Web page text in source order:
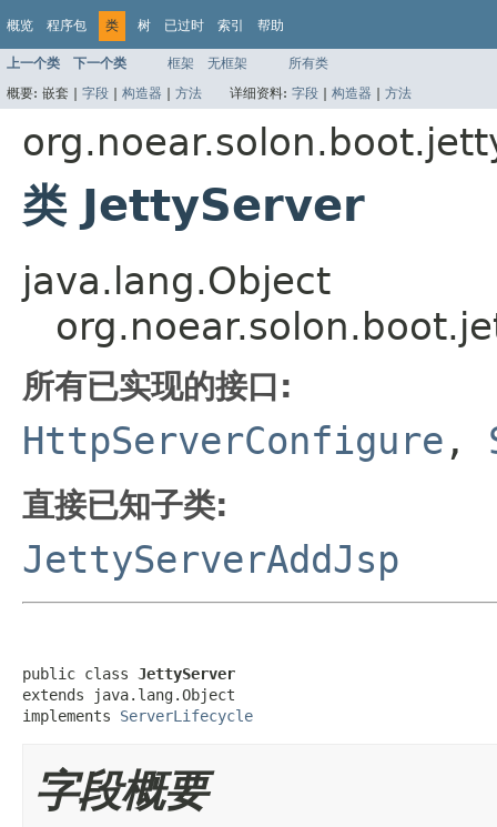
概览 程序包 类 树 已过时 索引 帮助
上一个类 下一个类 框架 无框架
所有类
概要: 嵌套 | 字段 | 构造器 | 方法 详细资料: 字段 | 构造器 | 方法
类 JettyServer
java.lang.Object
所有已实现的接口:
HttpServerConfigure ,
直接已知子类:
JettyServerAddJsp
public class JettyServer
extends java.lang.Object
implements ServerLifecycle
字段概要